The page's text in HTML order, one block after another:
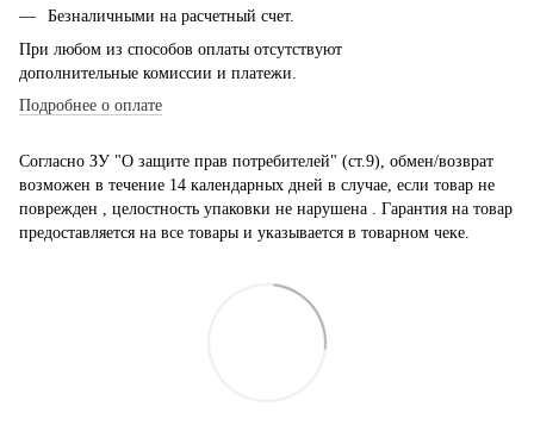
Безналичными на расчетный счет.
При любом из способов оплаты отсутствуют
дополнительные комиссии и платежи.
Подробнее о оплате
Согласно ЗУ "О защите прав потребителей" (ст.9), обмен/возврат
возможен в течение 14 календарных дней в случае, если товар не
поврежден , целостность упаковки не нарушена . Гарантия на товар
предоставляется на все товары и указывается в товарном чеке.